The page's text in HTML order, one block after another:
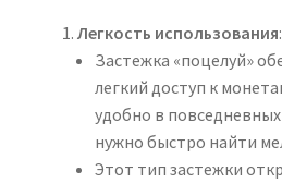
Легкость использования:
Застежка «поцелуй»
легкий доступ к
удобно в повседневных
нужно быстро найти
Этот тип застежки